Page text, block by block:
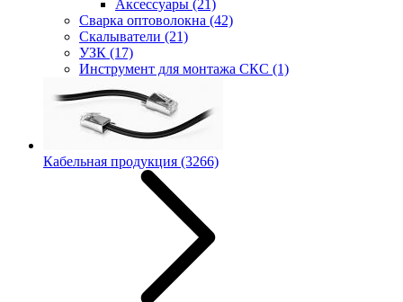
Аксессуары (21)
Сварка оптоволокна (42)
Скалыватели (21)
УЗК (17)
Инструмент для монтажа СКС (1)
Кабельная продукция (3266)